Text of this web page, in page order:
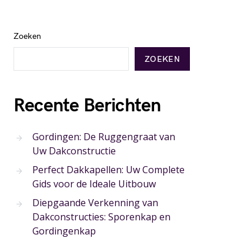
Zoeken
ZOEKEN
Recente Berichten
Gordingen: De Ruggengraat van
Uw Dakconstructie
Perfect Dakkapellen: Uw Complete
Gids voor de Ideale Uitbouw
Diepgaande Verkenning van
Dakconstructies: Sporenkap en
Gordingenkap